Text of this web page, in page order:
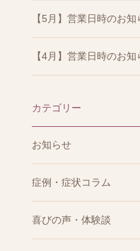
【5月】営業日時のお知
【4月】営業日時のお知
カテゴリー
お知らせ
症例・症状コラム
喜びの声・体験談